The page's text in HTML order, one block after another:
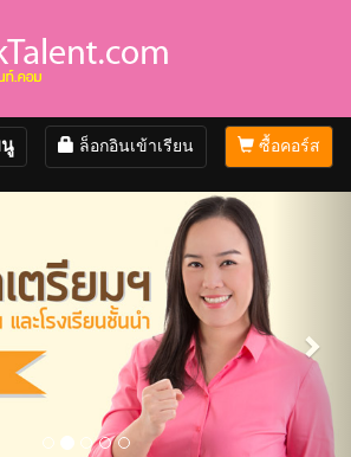
ซื้อคอร์ส
ล็อกอินเข้าเรียน
นู